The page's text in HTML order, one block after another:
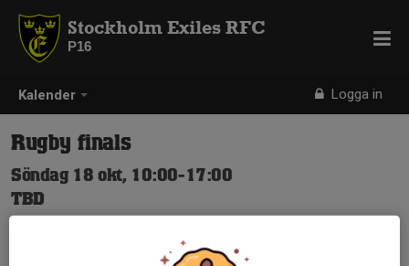
Kalender Logga in
Stockholm Exiles RFC
P16
Rugby finals
Söndag 18 okt, 10:00-17:00
TBD